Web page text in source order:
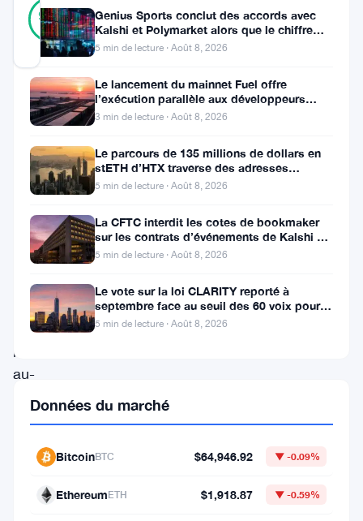
96 %
RÉEL
Vérifié
votes
Mis à jour 2 ans il y a
Bitcoin
BTC)
récemment
rencontré
des
difficultés
maintenir
son
au-
dessus
Genius Sports conclut des accords avec
Kalshi et Polymarket alors que le chiffre
d’affaires du T2 atteint
5 min de lecture · Août 8, 2026
Le lancement du mainnet Fuel offre
l’exécution parallèle aux développeurs
d’Ethereum
3 min de lecture · Août 8, 2026
Le parcours de 135 millions de dollars en
stETH d’HTX traverse des adresses
Poloniex
5 min de lecture · Août 8, 2026
La CFTC interdit les cotes de bookmaker
sur les contrats d’événements de Kalshi et
Polymarket
5 min de lecture · Août 8, 2026
Le vote sur la loi CLARITY reporté à
septembre face au seuil des 60 voix pour le
projet de loi crypto
5 min de lecture · Août 8, 2026
Données du marché
BitcoinBTC $64,946.92 ▼ -0.09%
EthereumETH $1,918.87 ▼ -0.59%